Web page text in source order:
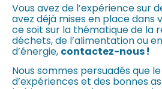
Vous avez de l’expérience sur
avez déjà mises en place dans
ce soit sur la thématique de la
déchets, de l’alimentation ou
d’énergie, contactez-nous !
Nous sommes persuadés que
d’expériences et des bonnes